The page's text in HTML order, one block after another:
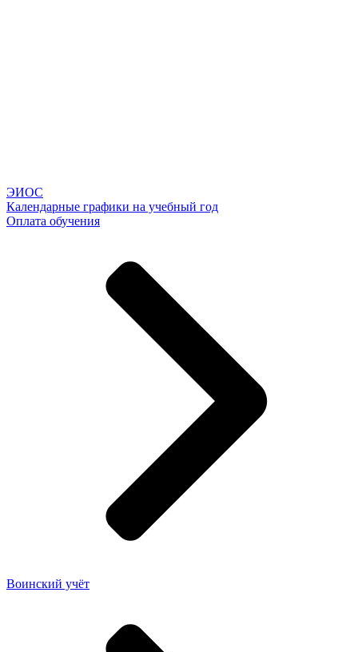
ЭИОС
Календарные графики на учебный год
Оплата обучения
Воинский учёт